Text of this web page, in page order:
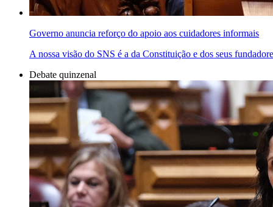
Governo anuncia reforço do apoio aos cuidadores informais
A nossa visão do SNS é a da Constituição e dos seus
Debate quinzenal